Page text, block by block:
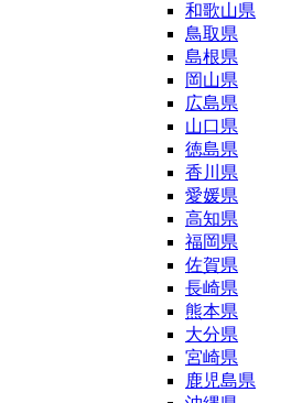
和歌山県
鳥取県
島根県
岡山県
広島県
山口県
徳島県
香川県
愛媛県
高知県
福岡県
佐賀県
長崎県
熊本県
大分県
宮崎県
鹿児島県